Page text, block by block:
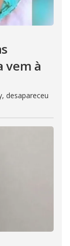
vem à
desapareceu